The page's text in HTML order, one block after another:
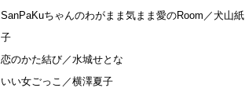
SanPaKuちゃんのわがまま気まま愛のRoom／犬山紙
子
恋のかた結び／水城せとな
いい女ごっこ／横澤夏子